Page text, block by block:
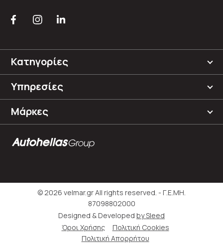
Κατηγορίες
Υπηρεσίες
Μάρκες
© 2026 velmar.gr All rights reserved. - Γ.Ε.ΜΗ.
87098802000
Designed & Developed by Sleed
Όροι Χρήσης
Πολιτική Cookies
Πολιτική Απορρήτου